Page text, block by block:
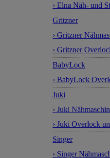
› Elna Näh- und
Gritzner
› Gritzner
› Gritzner
BabyLock
› BabyLock
Juki
› Juki
› Juki Overlock
Singer
› Singer